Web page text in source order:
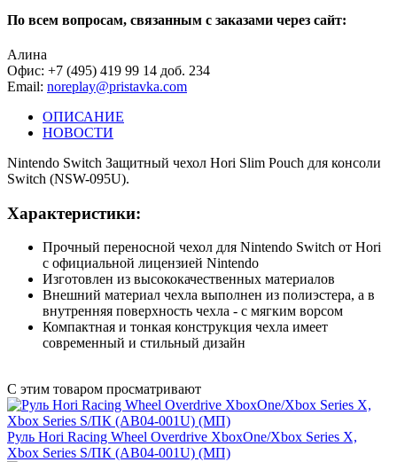
По всем вопросам, связанным с заказами через сайт:
Алина
Офис: +7 (495) 419 99 14 доб. 234
Email: noreplay@pristavka.com
ОПИСАНИЕ
НОВОСТИ
Nintendo Switch Защитный чехол Hori Slim Pouch для консоли
Switch (NSW-095U).
Характеристики:
Прочный переносной чехол для Nintendo Switch от Hori
с официальной лицензией Nintendo
Изготовлен из высококачественных материалов
Внешний материал чехла выполнен из полиэстера, а в
внутренняя поверхность чехла - с мягким ворсом
Компактная и тонкая конструкция чехла имеет
современный и стильный дизайн
С этим товаром просматривают
Руль Hori Racing Wheel Overdrive XboxOne/Xbox Series X,
Xbox Series S/ПК (AB04-001U) (МП)